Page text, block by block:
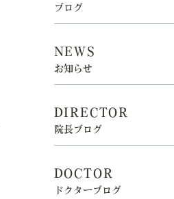
ブログ
NEWS
お知らせ
DIRECTOR
院長ブログ
DOCTOR
ドクターブログ